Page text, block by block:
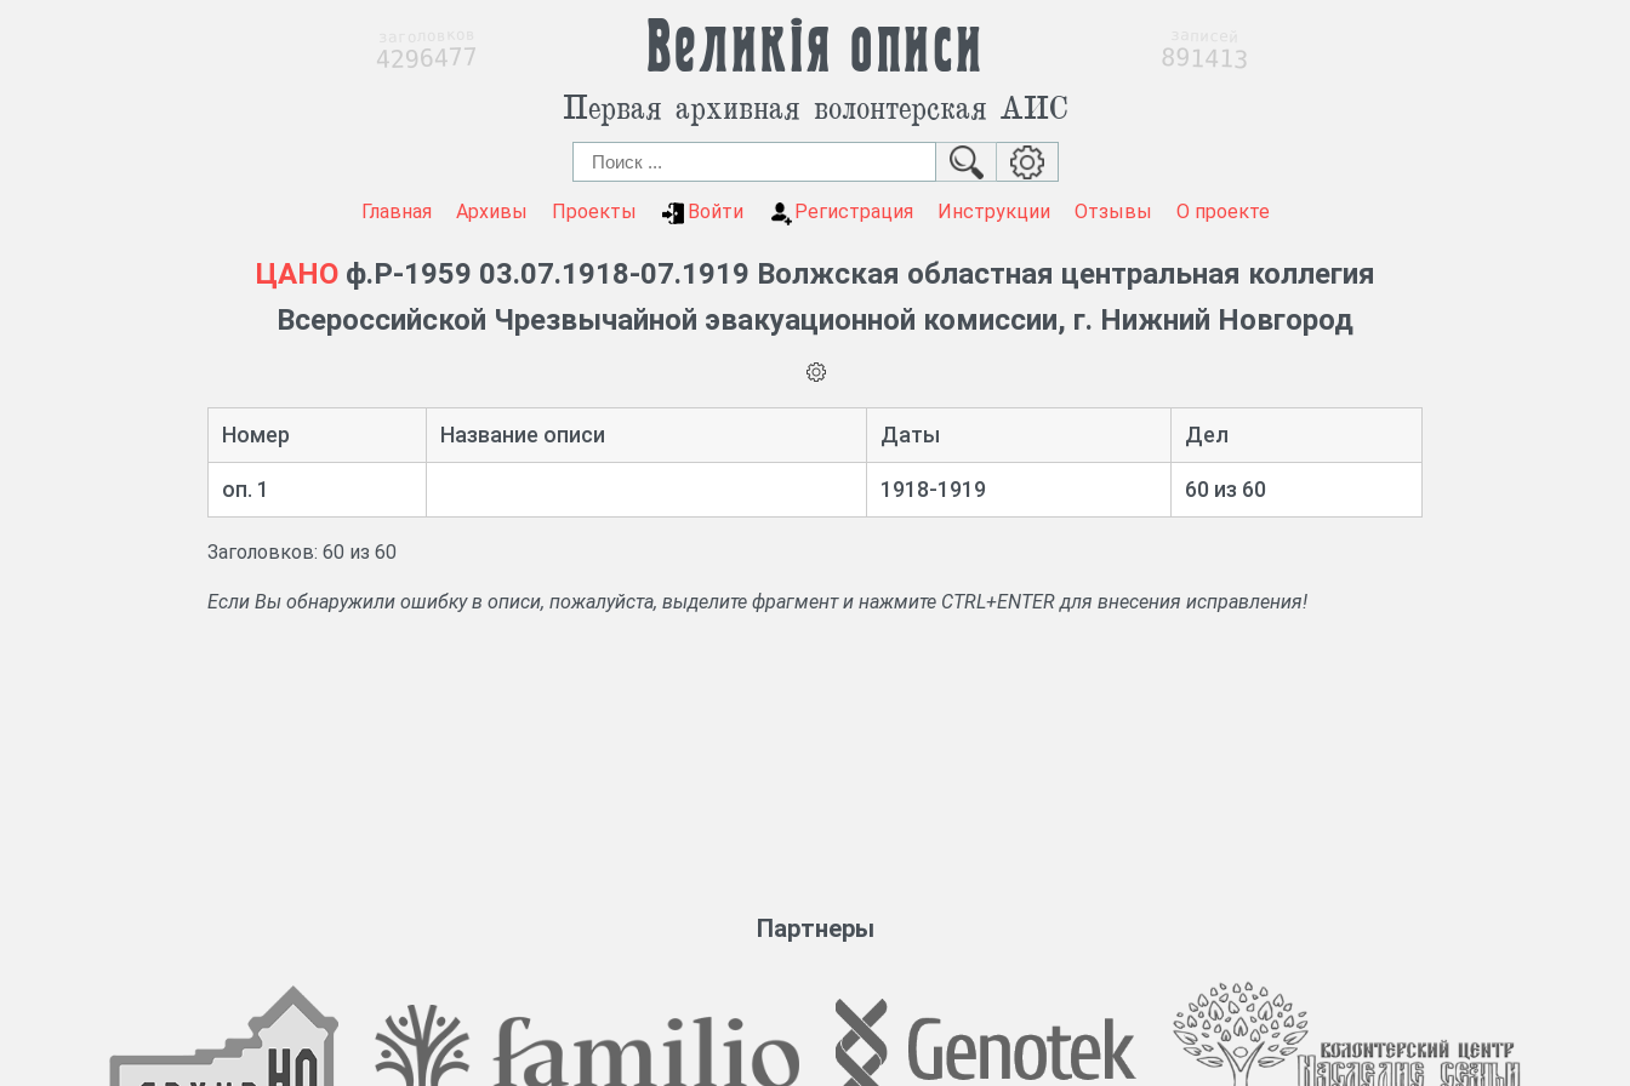
Великія описи
Первая архивная волонтерская АИС
Главная Архивы Проекты Войти Регистрация Инструкции Отзывы О проекте
ЦАНОф.Р-1959 03.07.1918-07.1919 Волжская областная центральная коллегия
Всероссийской Чрезвычайной эвакуационной комиссии, г. Нижний Новгород
Номер Название описи Даты Дел
оп. 1 1918-1919 60 из 60
Заголовков: 60 из 60
Если Вы обнаружили ошибку в описи, пожалуйста, выделите фрагмент и нажмите CTRL+ENTER для внесения исправления!
Партнеры
4296477 891413